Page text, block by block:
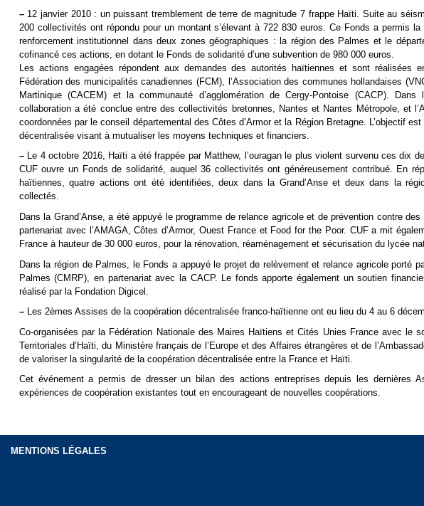
–12 janvier 2010 : un puissant tremblement de terre de magnitude 7 frappe Haïti. Suite au
200 collectivités ont répondu pour un montant s’élevant à 722 830 euros. Ce Fonds a permis
renforcement institutionnel dans deux zones géographiques : la région des Palmes et le
cofinancé ces actions, en dotant le Fonds de solidarité d’une subvention de 980 000 euros.
Les actions engagées répondent aux demandes des autorités haïtiennes et sont
Fédération des municipalités canadiennes (FCM), l’Association des communes hollandaises
Martinique (CACEM) et la communauté d’agglomération de Cergy-Pontoise (CACP).
collaboration a été conclue entre des collectivités bretonnes, Nantes et Nantes Métropole, et
coordonnées par le conseil départemental des Côtes d’Armor et la Région Bretagne. L’objectif
décentralisée visant à mutualiser les moyens techniques et financiers.
–Le 4 octobre 2016, Haïti a été frappée par Matthew, l’ouragan le plus violent survenu ces dix
CUF ouvre un Fonds de solidarité, auquel 36 collectivités ont généreusement contribué. En
haïtiennes, quatre actions ont été identifiées, deux dans la Grand’Anse et deux dans la
collectés.
Dans la Grand’Anse, a été appuyé le programme de relance agricole et de prévention contre
partenariat avec l’AMAGA, Côtes d’Armor, Ouest France et Food for the Poor. CUF a mit
France à hauteur de 30 000 euros, pour la rénovation, réaménagement et sécurisation du lycée
Dans la région de Palmes, le Fonds a appuyé le projet de relèvement et relance agricole porté
Palmes (CMRP), en partenariat avec la CACP. Le fonds apporte également un soutien
réalisé par la Fondation Digicel.
–Les 2èmes Assises de la coopération décentralisée franco-haïtienne ont eu lieu du 4 au 6
Co-organisées par la Fédération Nationale des Maires Haïtiens et Cités Unies France avec le
Territoriales d’Haïti, du Ministère français de l’Europe et des Affaires étrangères et de
de valoriser la singularité de la coopération décentralisée entre la France et Haïti.
Cet événement a permis de dresser un bilan des actions entreprises depuis les dernières
expériences de coopération existantes tout en encourageant de nouvelles coopérations.
MENTIONS LÉGALES